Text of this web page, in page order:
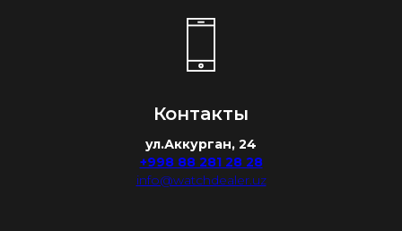
Контакты
ул.Аккурган, 24
+998 88 281 28 28
info@watchdealer.uz